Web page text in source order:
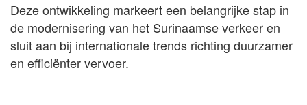
Deze ontwikkeling markeert een belangrijke stap in
de modernisering van het Surinaamse verkeer en
sluit aan bij internationale trends richting duurzamer
en efficiënter vervoer.